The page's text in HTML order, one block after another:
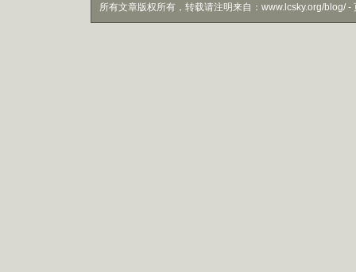
所有文章版权所有，转载请注明来自：www.lcsky.org/blog/